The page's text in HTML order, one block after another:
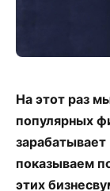
На этот раз
популярных
показываем
этих